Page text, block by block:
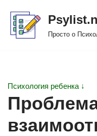
Перейти
Просто о
Психология ребенка ↓